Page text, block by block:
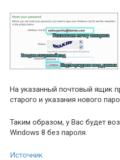
На указанный почтовый ящик
старого и указания нового
Таким образом, у Вас будет
Windows 8 без пароля.
Источник